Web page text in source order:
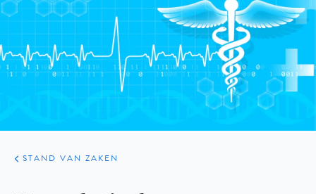
ARTIKELEN
PRAKTIJK
STAND VAN ZAKEN